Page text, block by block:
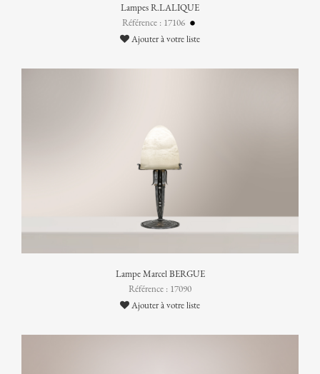
Lampes R.LALIQUE
Référence : 17106
Ajouter à votre liste
Lampe Marcel BERGUE
Référence : 17090
Ajouter à votre liste